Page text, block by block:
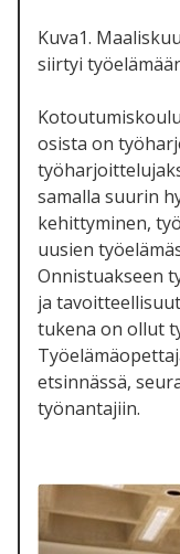
Kuva1.
siirtyi
osista on
samalla suurin
kehittyminen,
uusien
Onnistuakseen
ja
tukena on ollut
etsinnässä,
työnantajiin.